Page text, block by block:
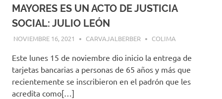
MAYORES ES UN ACTO DE JUSTICIA
SOCIAL: JULIO LEÓN
NOVIEMBRE 16, 2021 CARVAJALBERBER COLIMA
Este lunes 15 de noviembre dio inicio la entrega de
tarjetas bancarias a personas de 65 años y más que
recientemente se inscribieron en el padrón que les
acredita como[…]